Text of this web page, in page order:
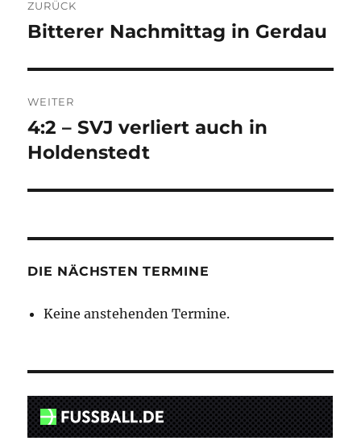
ZURÜCK
Vorheriger
Bitterer Nachmittag in Gerdau
WEITER
Nächster
Beitrag:
4:2 – SVJ verliert auch in
Holdenstedt
DIE NÄCHSTEN TERMINE
Keine anstehenden Termine.